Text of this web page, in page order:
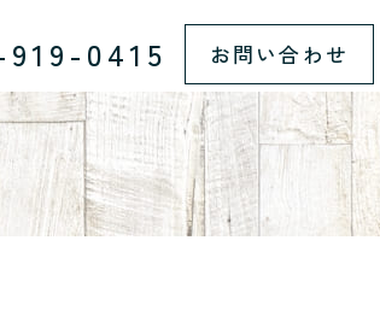
0415 お問い合わせ